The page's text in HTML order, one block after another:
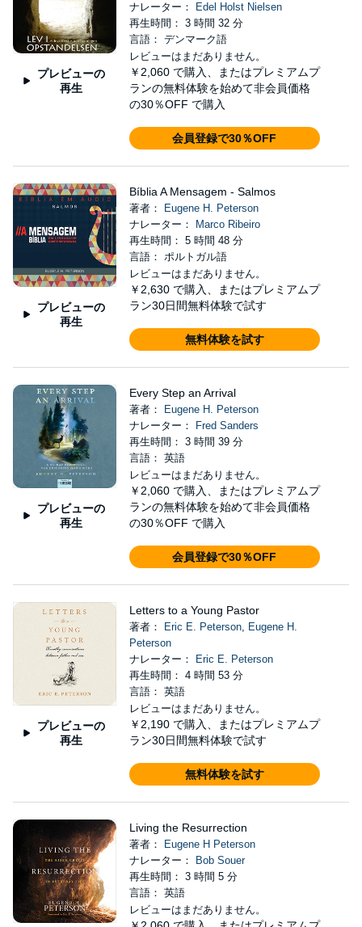
プレビューの
再生
ナレーター：
Edel Holst Nielsen
再生時間： 3 時間 32 分
言語： デンマーク語
レビューはまだありません。
￥2,060 で購入、またはプレミアムプ
ランの無料体験を始めて非会員価格
の30％OFF で購入
会員登録で30％OFF
プレビューの
再生
Bíblia A Mensagem - Salmos
著者：
Eugene H. Peterson
ナレーター：
Marco Ribeiro
再生時間： 5 時間 48 分
言語： ポルトガル語
レビューはまだありません。
￥2,630 で購入、またはプレミアムプ
ラン30日間無料体験で試す
無料体験を試す
プレビューの
再生
Every Step an Arrival
著者：
Eugene H. Peterson
ナレーター：
Fred Sanders
再生時間： 3 時間 39 分
言語： 英語
レビューはまだありません。
￥2,060 で購入、またはプレミアムプ
ランの無料体験を始めて非会員価格
の30％OFF で購入
会員登録で30％OFF
プレビューの
再生
Letters to a Young Pastor
著者： Eric E. Peterson, Eugene H.
Peterson
ナレーター：
Eric E. Peterson
再生時間： 4 時間 53 分
言語： 英語
レビューはまだありません。
￥2,190 で購入、またはプレミアムプ
ラン30日間無料体験で試す
無料体験を試す
Living the Resurrection
著者：
Eugene H Peterson
ナレーター：
Bob Souer
再生時間： 3 時間 5 分
言語： 英語
レビューはまだありません。